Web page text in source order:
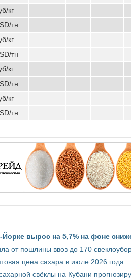
кг
тн
кг
тн
кг
тн
кг
тн
вырос на 5,7% на фоне
от пошлины ввоз до 170
цена сахара в июле 2026 года
свёклы на Кубани